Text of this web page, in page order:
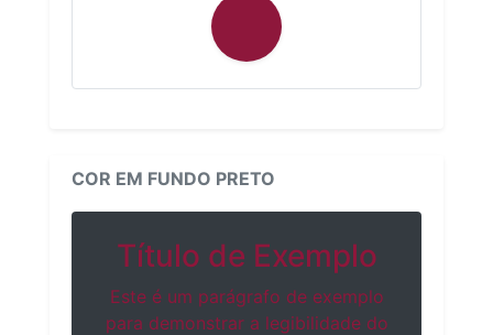
COR EM FUNDO PRETO
Título de Exemplo
Este é um parágrafo de exemplo
para demonstrar a legibilidade do